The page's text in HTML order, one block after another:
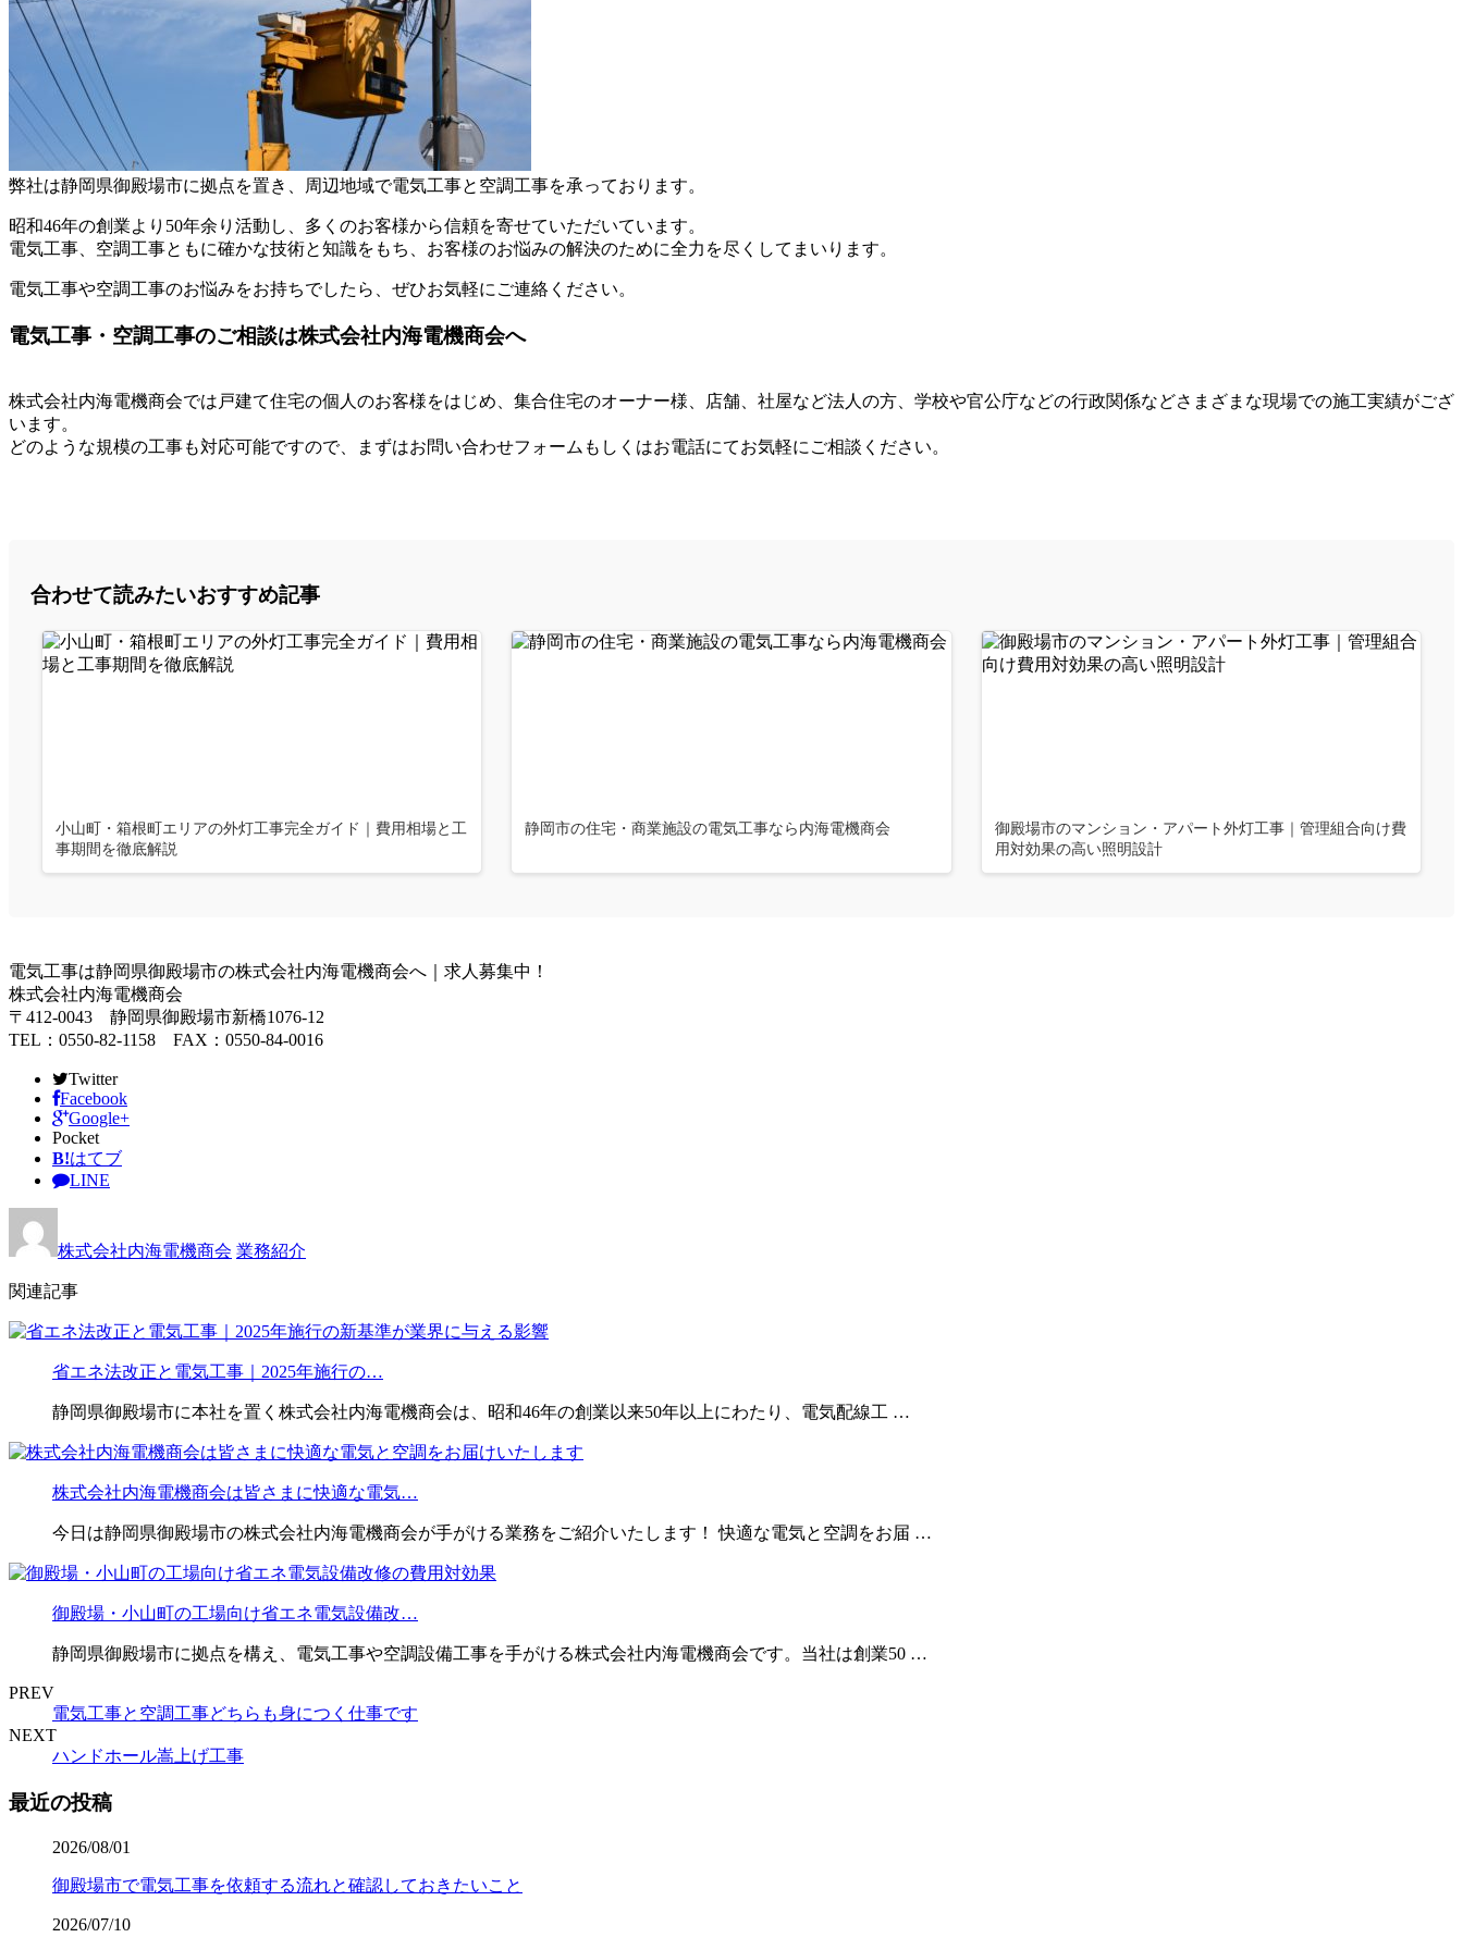
弊社は静岡県御殿場市に拠点を置き、周辺地域で電気工事と空調工事を承っております。
昭和46年の創業より50年余り活動し、多くのお客様から信頼を寄せていただいています。
電気工事、空調工事ともに確かな技術と知識をもち、お客様のお悩みの解決のために全力を尽くしてまいります。
電気工事や空調工事のお悩みをお持ちでしたら、ぜひお気軽にご連絡ください。
電気工事・空調工事のご相談は株式会社内海電機商会へ
株式会社内海電機商会では戸建て住宅の個人のお客様をはじめ、集合住宅のオーナー様、店舗、社屋など法人の方、学校や官公庁などの行政関係などさまざまな現場での施工実績がござ
います。
どのような規模の工事も対応可能ですので、まずはお問い合わせフォームもしくはお電話にてお気軽にご相談ください。
合わせて読みたいおすすめ記事
小山町・箱根町エリアの外灯工事完全ガイド｜費用相場と工
事期間を徹底解説
静岡市の住宅・商業施設の電気工事なら内海電機商会
御殿場市のマンション・アパート外灯工事｜管理組合向け費
用対効果の高い照明設計
電気工事は静岡県御殿場市の株式会社内海電機商会へ｜求人募集中！
株式会社内海電機商会
〒412-0043 静岡県御殿場市新橋1076-12
TEL：0550-82-1158 FAX：0550-84-0016
Twitter
Facebook
Google+
Pocket
B!はてブ
LINE
株式会社内海電機商会 業務紹介
関連記事
省エネ法改正と電気工事｜2025年施行の…
静岡県御殿場市に本社を置く株式会社内海電機商会は、昭和46年の創業以来50年以上にわたり、電気配線工 …
株式会社内海電機商会は皆さまに快適な電気…
今日は静岡県御殿場市の株式会社内海電機商会が手がける業務をご紹介いたします！ 快適な電気と空調をお届 …
御殿場・小山町の工場向け省エネ電気設備改…
静岡県御殿場市に拠点を構え、電気工事や空調設備工事を手がける株式会社内海電機商会です。当社は創業50 …
PREV
電気工事と空調工事どちらも身につく仕事です
NEXT
ハンドホール嵩上げ工事
最近の投稿
2026/08/01
御殿場市で電気工事を依頼する流れと確認しておきたいこと
2026/07/10